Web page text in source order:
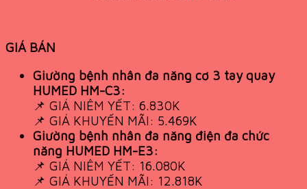
GIÁ BÁN
Giường bệnh nhân đa năng cơ 3 tay quay
HUMED HM-C3:
📌 GIÁ NIÊM YẾT: 6.830K
📌 GIÁ KHUYẾN MÃI: 5.469K
Giường bệnh nhân đa năng điện đa chức
năng HUMED HM-E3:
📌 GIÁ NIÊM YẾT: 16.080K
📌 GIÁ KHUYẾN MÃI: 12.818K